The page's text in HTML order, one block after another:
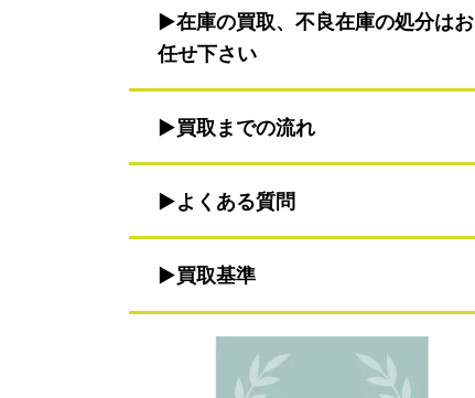
在庫の買取、不良在庫の処分はお
任せ下さい
買取までの流れ
よくある質問
買取基準